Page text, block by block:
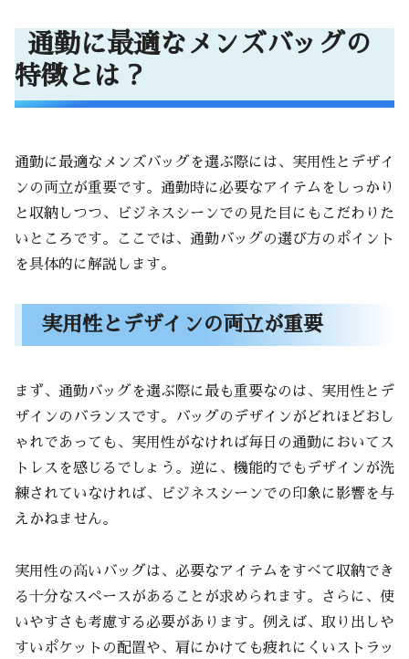
実用性とデザインの両立が重要
必要な収納スペースとポケットの数
ビジネススタイルに合うバッグの選び方
スーツやカジュアルな服装にも合うカラー
通勤に便利なバッグの機能性
パソコンやタブレット用の保護ポケット
防水機能や耐久性をチェック
高品質で定評のあるブランド紹介
各ブランドのおすすめモデル
おしゃれさと使いやすさを兼ね備えたバッグの
選び方
最新トレンドを取り入れたデザイン
実際のユーザーレビューや評価を参考に
通勤に最適なメンズバッグの
特徴とは？
通勤に最適なメンズバッグを選ぶ際には、実用性とデザイ
ンの両立が重要です。通勤時に必要なアイテムをしっかり
と収納しつつ、ビジネスシーンでの見た目にもこだわりた
いところです。ここでは、通勤バッグの選び方のポイント
を具体的に解説します。
実用性とデザインの両立が重要
まず、通勤バッグを選ぶ際に最も重要なのは、実用性とデ
ザインのバランスです。バッグのデザインがどれほどおし
ゃれであっても、実用性がなければ毎日の通勤においてス
トレスを感じるでしょう。逆に、機能的でもデザインが洗
練されていなければ、ビジネスシーンでの印象に影響を与
えかねません。
実用性の高いバッグは、必要なアイテムをすべて収納でき
る十分なスペースがあることが求められます。さらに、使
いやすさも考慮する必要があります。例えば、取り出しや
すいポケットの配置や、肩にかけても疲れにくいストラッ